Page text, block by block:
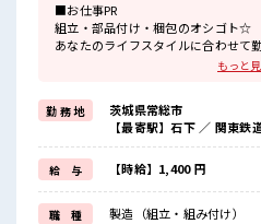
■お仕事PR
組立・部品付け・梱包のオシゴト☆
あなたのライフスタイルに合わせて
休日は「土日祝休み&大型連休あり
明るすぎたり奇抜すぎはNGですが基
担当へ)☆
制服アリなのでナニ着ていこうか朝
制服通勤OK！
最初は誰でも未経験スタート！
イチからスキルUP・ステップUPし
一息つける休憩スペースもあります！
もっと
勤 務 地
茨城県常総市
【最寄駅】石下 ／ 関東鉄
給 与 【時給】1,400 円
職 種 製造（組立・組み付け）